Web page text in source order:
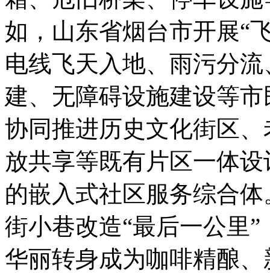
如，山东省烟台市开展“
电线飞天入地、雨污分
建、无障碍设施建设等
协同推进历史文化街区
放共享等既有片区一体
的嵌入式社区服务综合
街小巷改造“最后一公里
华丽转身成为咖啡精酿